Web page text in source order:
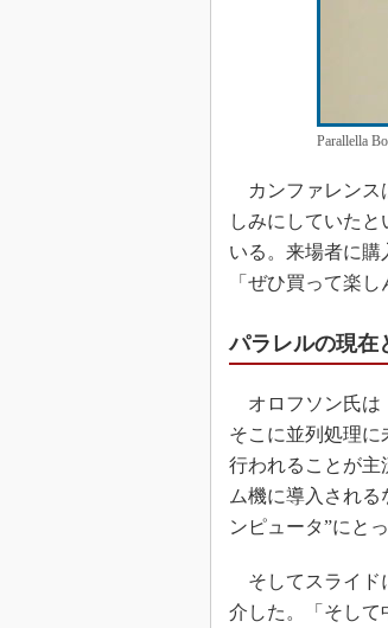
Parallella
カンファレンス
しみにしていたと
いる。来場者に購
「ぜひ買って楽
パラレルの現在
オロフソン氏は
そこに並列処理
行われることが主
ム機に導入され
ンピュータ”にと
そしてスライド
介した。「そして